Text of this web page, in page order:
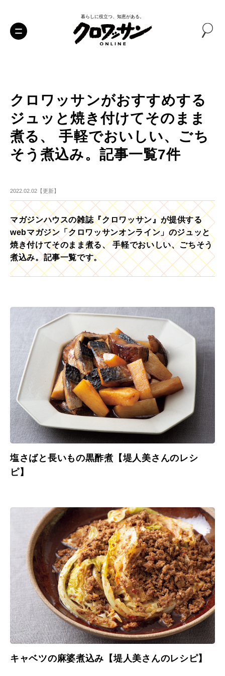
暮らしに役立つ、知恵がある。
クロワッサンがおすすめする
ジュッと焼き付けてそのまま
煮る、 手軽でおいしい、ごち
そう煮込み。記事一覧7件
2022.02.02【更新】
マガジンハウスの雑誌『クロワッサン』が提供する
webマガジン「クロワッサンオンライン」のジュッと
焼き付けてそのまま煮る、 手軽でおいしい、ごちそう
煮込み。記事一覧です。
塩さばと長いもの黒酢煮【堤人美さんのレシ
ピ】
キャベツの麻婆煮込み【堤人美さんのレシピ】